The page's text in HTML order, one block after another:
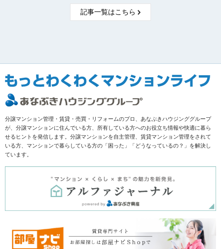
記事一覧はこちら
分譲マンション管理・賃貸・売買・リフォームのプロ、あなぶきハウジンググループ
が、分譲マンションに住んでいる方、所有している方へのお役立ち情報や快適に暮ら
せるヒントを発信します。分譲マンションを自主管理、賃貸マンション管理をされて
いる方、マンションで暮らしている方の「困った」「どうなっているの？」を解決し
ています。